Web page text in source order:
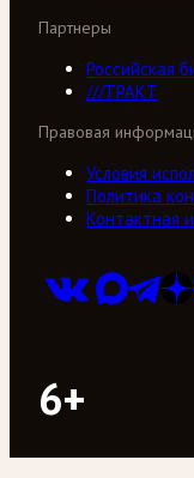
Партнеры
Российская
///ТРАКТ
Правовая
Условия
Политика
Контактная
6+